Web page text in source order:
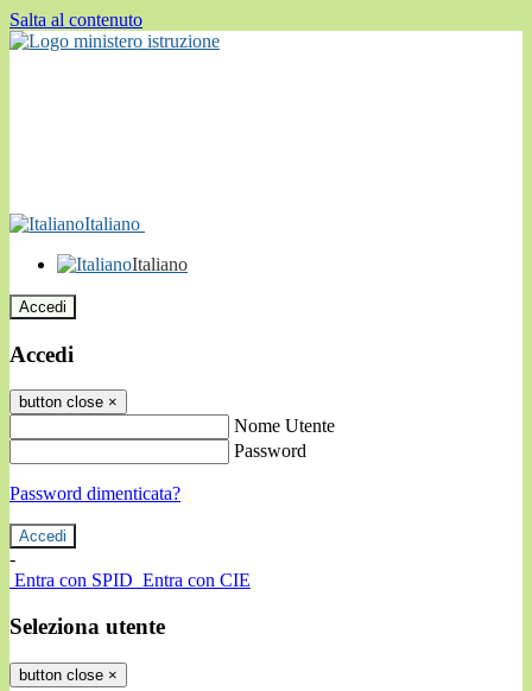
Salta al contenuto
Italiano
Italiano
Accedi
Accedi
button close ×
Nome Utente
Password
Password dimenticata?
-
Entra con SPID Entra con CIE
Seleziona utente
button close ×